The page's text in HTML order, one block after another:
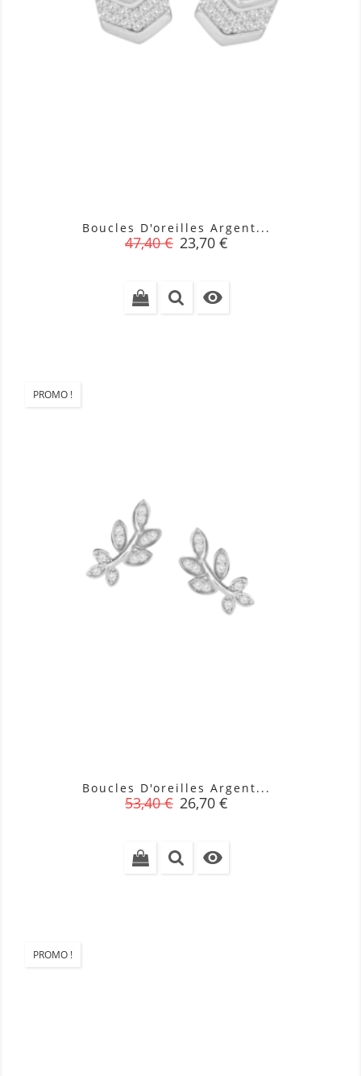
Boucles D'oreilles Argent...
Prix
47,40 € Prix
23,70 €

PROMO !
Boucles D'oreilles Argent...
Prix
53,40 € Prix
26,70 €

PROMO !